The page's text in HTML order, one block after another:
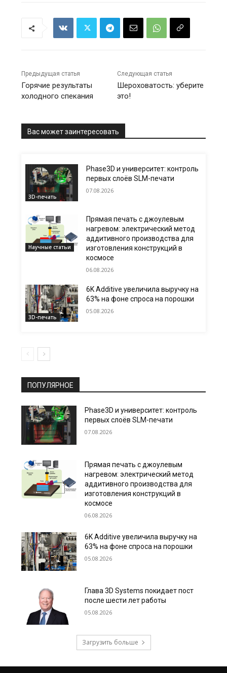
Предыдущая статья
Горячие результаты
холодного спекания
Следующая статья
Шероховатость: уберите
это!
Вас может заинтересовать
3D-печать
Phase3D и университет: контроль
первых слоёв SLM-печати
07.08.2026
Научные статьи
Прямая печать с джоулевым
нагревом: электрический метод
аддитивного производства для
изготовления конструкций в
космосе
06.08.2026
3D-печать
6K Additive увеличила выручку на
63% на фоне спроса на порошки
05.08.2026
ПОПУЛЯРНОЕ
Phase3D и университет: контроль
первых слоёв SLM-печати
07.08.2026
Прямая печать с джоулевым
нагревом: электрический метод
аддитивного производства для
изготовления конструкций в
космосе
06.08.2026
6K Additive увеличила выручку на
63% на фоне спроса на порошки
05.08.2026
Глава 3D Systems покидает пост
после шести лет работы
05.08.2026
Загрузить больше